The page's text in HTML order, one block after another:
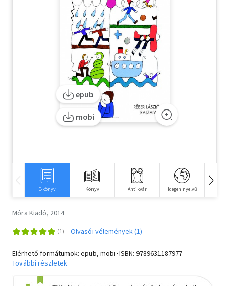
Szótár, nyelvkönyv
Tankönyv, segédkönyv
Társadalomtudomány
Természettudomány
epub
mobi
E-könyv Könyv Antikvár Idegen nyelvű
Móra Kiadó, 2014
Olvasói vélemények (1)
Elérhető formátumok: epub, mobi･ISBN: 9789631187977
További részletek